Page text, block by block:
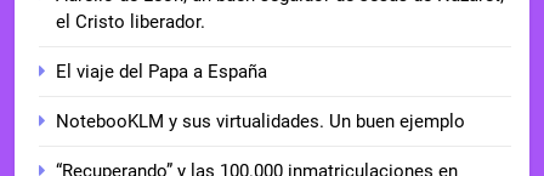
el Cristo liberador.
El viaje del Papa a España
NotebooKLM y sus virtualidades. Un buen ejemplo
“Recuperando” y las 100.000 inmatriculaciones en